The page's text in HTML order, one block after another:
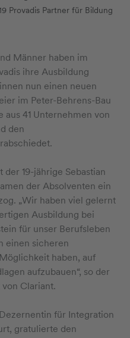
Provadis Partner für Bildung
Männer haben im
ihre Ausbildung
nun einen neuen
im Peter-Behrens-Bau
41 Unternehmen von
den
19-jährige Sebastian
der Absolventen ein
„Wir haben viel gelernt
Ausbildung bei
für unser Berufsleben
einen sicheren
haben, auf
aufzubauen“, so der
Clariant.
für Integration
gratulierte den